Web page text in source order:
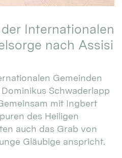
Internationalen
nach Assisi
Gemeinden
Schwaderlapp
mit Ingbert
des Heiligen
auch das Grab von
Gläubige anspricht.